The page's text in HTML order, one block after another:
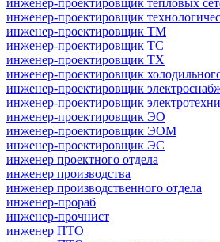
инженер-проектировщик
инженер-проектировщик ТМ
инженер-проектировщик ТС
инженер-проектировщик ТХ
инженер-проектировщик
инженер-проектировщик
инженер-проектировщик
инженер-проектировщик ЭО
инженер-проектировщик ЭОМ
инженер-проектировщик ЭС
инженер проектного отдела
инженер производства
инженер производственного отдела
инженер-прораб
инженер-прочнист
инженер ПТО